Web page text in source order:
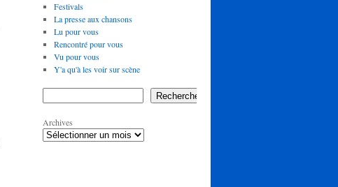
Festivals
La presse aux chansons
Lu pour vous
Rencontré pour vous
Vu pour vous
Y'a qu'à les voir sur scène
Rechercher
Archives